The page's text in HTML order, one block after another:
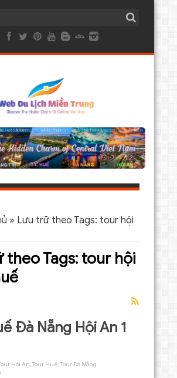
» Lưu trữ theo Tags: tour hội
theo Tags: tour hội
Đà Nẵng Hội An 1
Hội An,Tour Huế,Tour Đà Nẵng